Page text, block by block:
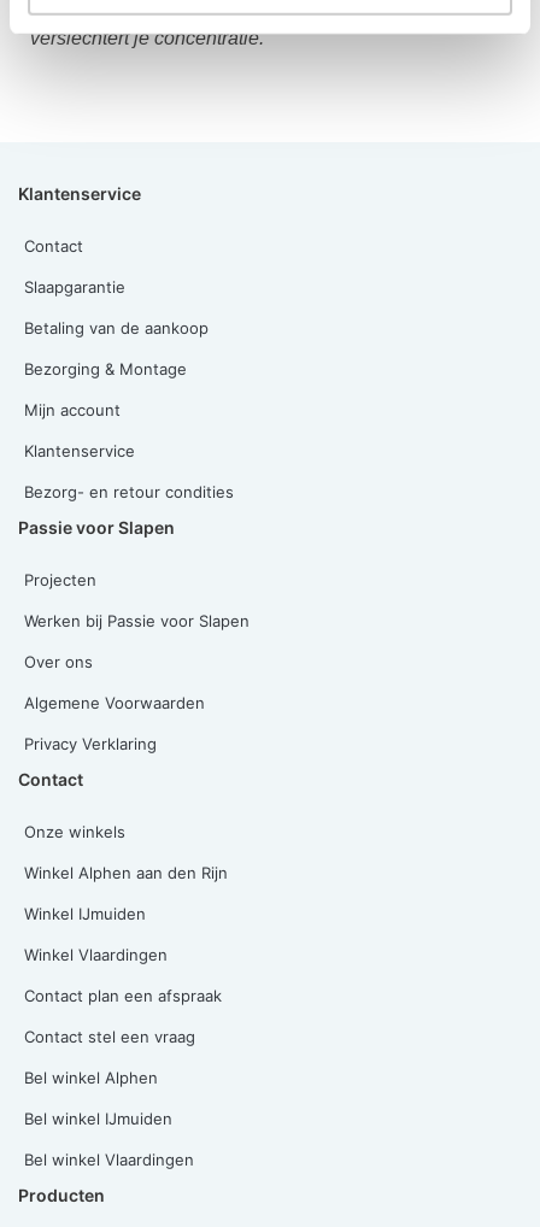
gezondheid. Het verzwaktje immuunsysteem en
verslechtert je concentratie.
Klantenservice
Contact
Slaapgarantie
Betaling van de aankoop
Bezorging & Montage
Mijn account
Klantenservice
Bezorg- en retour condities
Passie voor Slapen
Projecten
Werken bij Passie voor Slapen
Over ons
Algemene Voorwaarden
Privacy Verklaring
Contact
Onze winkels
Winkel Alphen aan den Rijn
Winkel IJmuiden
Winkel Vlaardingen
Contact plan een afspraak
Contact stel een vraag
Bel winkel Alphen
Bel winkel IJmuiden
Bel winkel Vlaardingen
Producten